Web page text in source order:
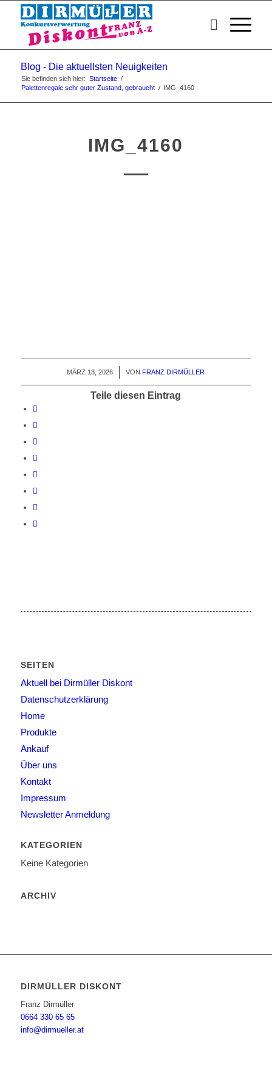
Blog - Die aktuellsten Neuigkeiten
Sie befinden sich hier: Startseite /
Palettenregale sehr guter Zustand, gebraucht / IMG_4160
IMG_4160
MÄRZ 13, 2026
/ VONFRANZ DIRMÜLLER
Teile diesen Eintrag
SEITEN
Aktuell bei Dirmüller Diskont
Datenschutzerklärung
Home
Produkte
Ankauf
Über uns
Kontakt
Impressum
Newsletter Anmeldung
KATEGORIEN
Keine Kategorien
ARCHIV
DIRMÜLLER DISKONT
Franz Dirmüller
0664 330 65 65
info@dirmueller.at